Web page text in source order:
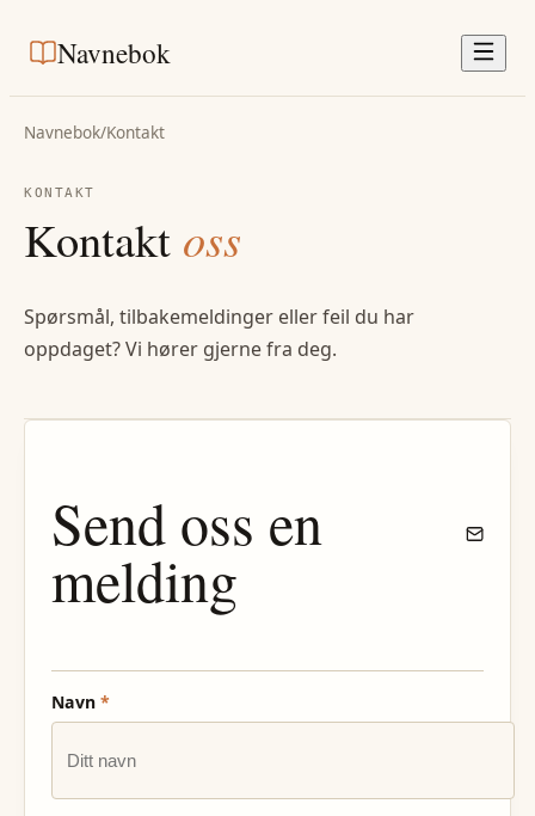
Navnebok
Navnebok/Kontakt
KONTAKT
Kontakt oss
Spørsmål, tilbakemeldinger eller feil du har
oppdaget? Vi hører gjerne fra deg.
Send oss en
melding
Navn *